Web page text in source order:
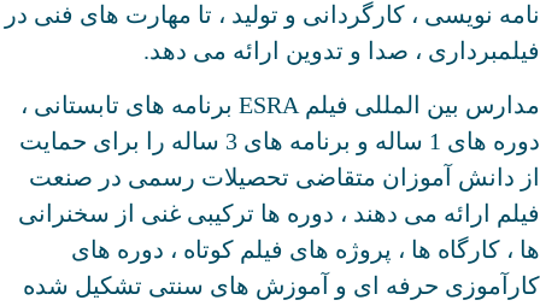
نامه نویسی ، کارگردانی و تولید ، تا مهارت های فنی در
فیلمبرداری ، صدا و تدوین ارائه می دهد.
مدارس بین المللی فیلم ESRA برنامه های تابستانی ،
دوره های 1 ساله و برنامه های 3 ساله را برای حمایت
از دانش آموزان متقاضی تحصیلات رسمی در صنعت
فیلم ارائه می دهند ، دوره ها ترکیبی غنی از سخنرانی
ها ، کارگاه ها ، پروژه های فیلم کوتاه ، دوره های
کارآموزی حرفه ای و آموزش های سنتی تشکیل شده